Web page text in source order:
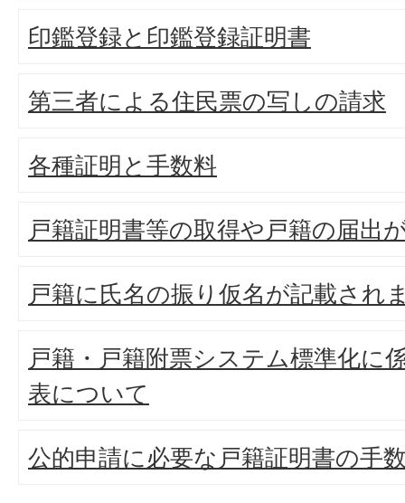
印鑑登録と印鑑登録証明書
第三者による住民票の写しの請求
各種証明と手数料
戸籍証明書等の取得や戸籍の届出
戸籍に氏名の振り仮名が記載され
戸籍・戸籍附票システム標準化に
表について
公的申請に必要な戸籍証明書の手